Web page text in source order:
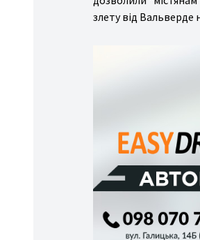
злету від Вальверде